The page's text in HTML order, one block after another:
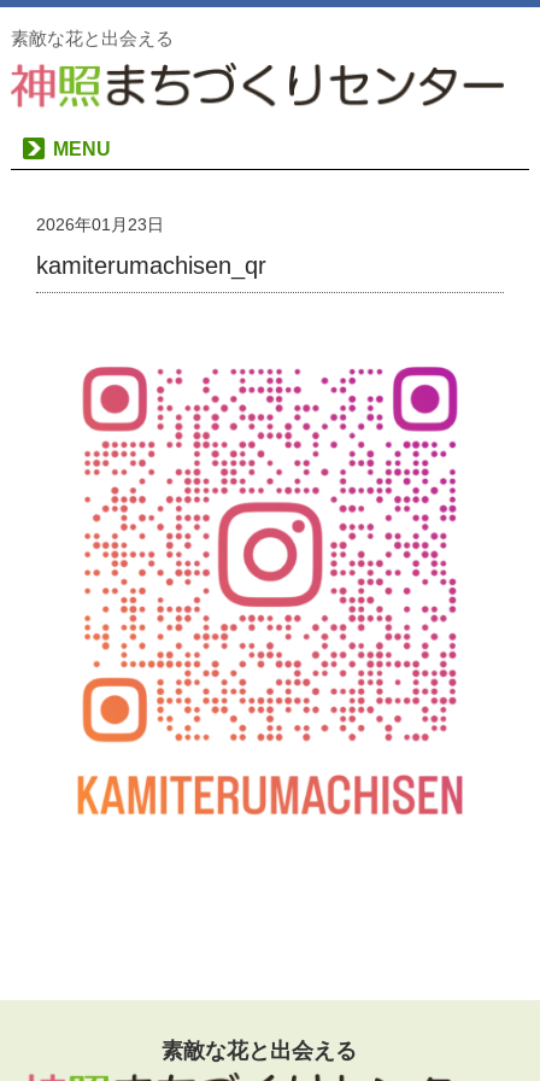
素敵な花と出会える
MENU
2026年01月23日
kamiterumachisen_qr
素敵な花と出会える